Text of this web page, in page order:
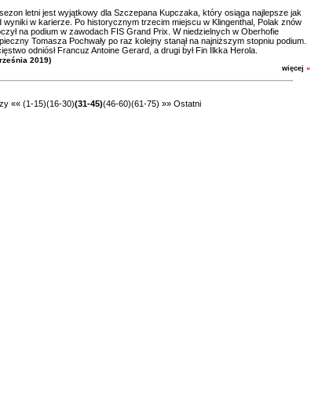
letni jest wyjątkowy dla Szczepana Kupczaka, który osiąga najlepsze jak
wyniki w karierze. Po historycznym trzecim miejscu w Klingenthal, Polak znów
na podium w zawodach FIS Grand Prix. W niedzielnych w Oberhofie
Tomasza Pochwały po raz kolejny stanął na najniższym stopniu podium.
odniósł Francuz Antoine Gerard, a drugi był Fin Ilkka Herola.
2019)
więcej »
«« (1-15)(16-30)(31-45)(46-60)(61-75) »» Ostatni